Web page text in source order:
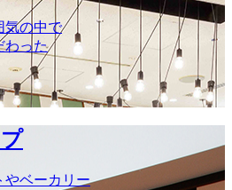
気の中で
わった
やベーカリー